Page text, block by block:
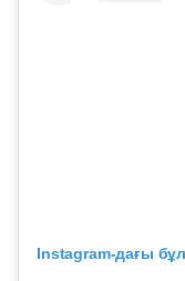
Instagram-дағы